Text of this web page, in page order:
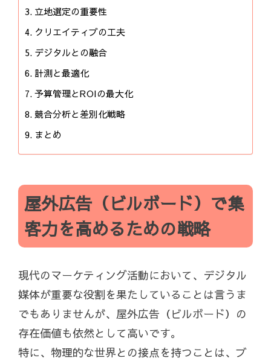
立地選定の重要性
クリエイティブの工夫
デジタルとの融合
計測と最適化
予算管理とROIの最大化
競合分析と差別化戦略
まとめ
屋外広告（ビルボード）で集
客力を高めるための戦略
現代のマーケティング活動において、デジタル
媒体が重要な役割を果たしていることは言うま
でもありませんが、屋外広告（ビルボード）の
存在価値も依然として高いです。
特に、物理的な世界との接点を持つことは、ブ